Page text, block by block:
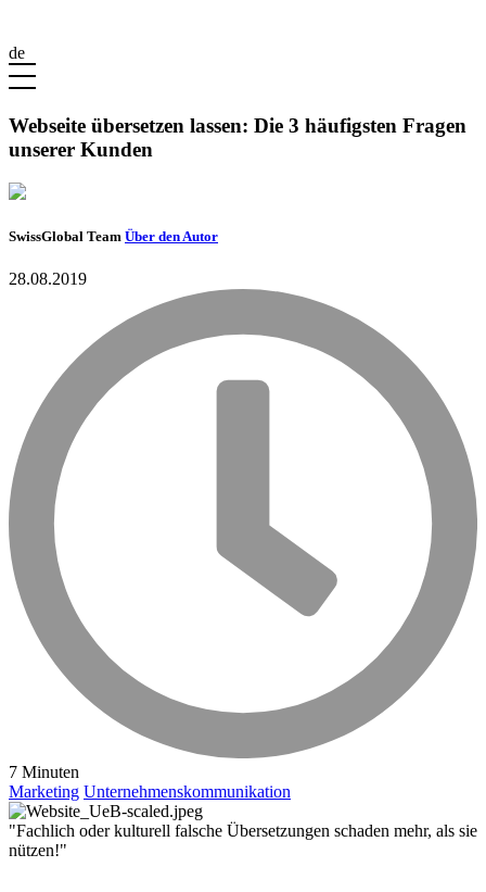
de
Webseite übersetzen lassen: Die 3 häufigsten Fragen
unserer Kunden
SwissGlobal Team Über den Autor
28.08.2019
7 Minuten
Marketing Unternehmenskommunikation
"Fachlich oder kulturell falsche Übersetzungen schaden mehr, als sie
nützen!"